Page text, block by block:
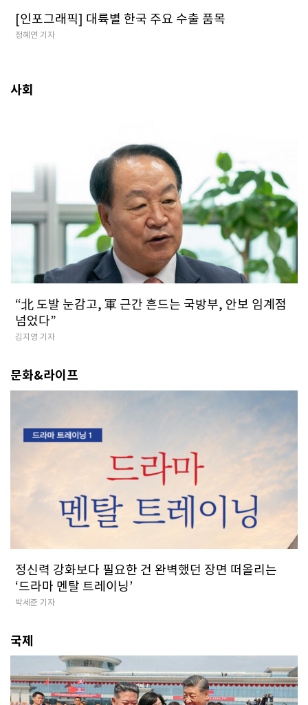
[인포그래픽] 대륙별 한국 주요 수출 품목
정혜연 기자
사회
​“北 도발 눈감고, 軍 근간 흔드는 국방부, 안보 임계점
넘었다”
김지영 기자
문화&라이프
정신력 강화보다 필요한 건 완벽했던 장면 떠올리는
‘드라마 멘탈 트레이닝’
박세준 기자
국제